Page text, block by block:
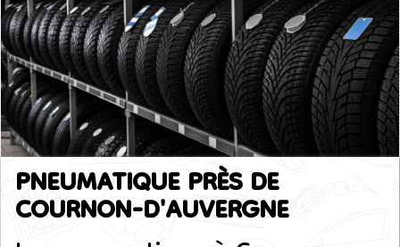
PNEUMATIQUE PRÈS DE
COURNON-D'AUVERGNE